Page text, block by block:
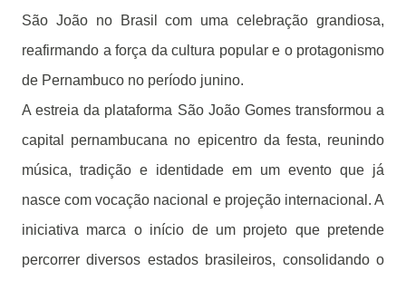
São João no Brasil com uma celebração grandiosa,
reafirmando a força da cultura popular e o protagonismo
de Pernambuco no período junino.
A estreia da plataforma São João Gomes transformou a
capital pernambucana no epicentro da festa, reunindo
música, tradição e identidade em um evento que já
nasce com vocação nacional e projeção internacional. A
iniciativa marca o início de um projeto que pretende
percorrer diversos estados brasileiros, consolidando o